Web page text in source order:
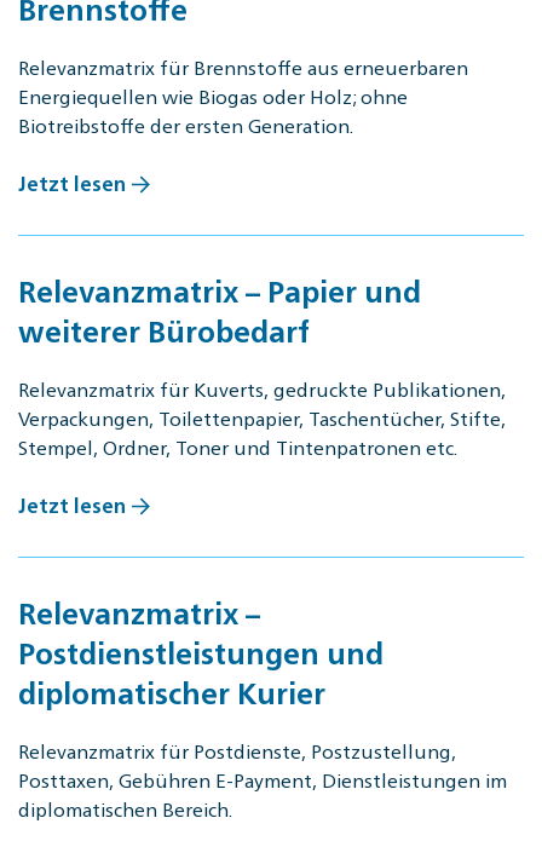
Brennstoffe
Relevanzmatrix für Brennstoffe aus erneuerbaren
Energiequellen wie Biogas oder Holz; ohne
Biotreibstoffe der ersten Generation.
Jetzt lesen
Relevanzmatrix – Papier und
weiterer Bürobedarf
Relevanzmatrix für Kuverts, gedruckte Publikationen,
Verpackungen, Toilettenpapier, Taschentücher, Stifte,
Stempel, Ordner, Toner und Tintenpatronen etc.
Jetzt lesen
Relevanzmatrix –
Postdienstleistungen und
diplomatischer Kurier
Relevanzmatrix für Postdienste, Postzustellung,
Posttaxen, Gebühren E-Payment, Dienstleistungen im
diplomatischen Bereich.